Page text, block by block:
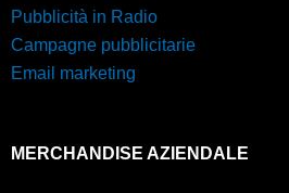
Pubblicità in Radio
Campagne pubblicitarie
Email marketing
MERCHANDISE AZIENDALE